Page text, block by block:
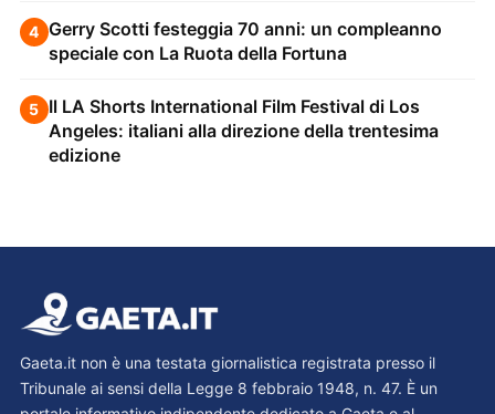
4 Gerry Scotti festeggia 70 anni: un compleanno
speciale con La Ruota della Fortuna
5 Il LA Shorts International Film Festival di Los
Angeles: italiani alla direzione della trentesima
edizione
Gaeta.it non è una testata giornalistica registrata presso il
Tribunale ai sensi della Legge 8 febbraio 1948, n. 47. È un